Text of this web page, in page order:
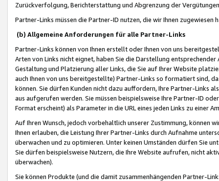
Zurückverfolgung, Berichterstattung und Abgrenzung der
Partner-Links müssen die Partner-ID nutzen, die wir Ihnen zugewiesen
(b) Allgemeine Anforderungen für alle Partner-Links
Partner-Links können von Ihnen erstellt oder Ihnen von uns
Arten von Links nicht eignet, haben Sie die Darstellung
Gestaltung und Platzierung aller Links, die Sie auf Ihrer Website
auch Ihnen von uns bereitgestellte) Partner-Links so formatiert sind,
können. Sie dürfen Kunden nicht dazu auffordern, Ihre Partner-Links
aus aufgerufen werden. Sie müssen beispielsweise Ihre Partner-ID
Format erscheint) als Parameter in die URL eines jeden Links zu einer
Auf Ihren Wunsch, jedoch vorbehaltlich unserer Zustimmung, können
Ihnen erlauben, die Leistung Ihrer Partner-Links durch Aufnahme
überwachen und zu optimieren. Unter keinen Umständen dürfen Sie
Sie dürfen beispielsweise Nutzern, die Ihre Website aufrufen, nicht
überwachen).
Sie können Produkte (und die damit zusammenhängenden Partner-